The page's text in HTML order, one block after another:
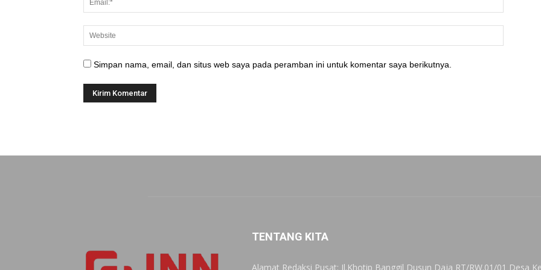
Simpan nama, email, dan situs web saya pada peramban ini untuk komentar saya berikutnya.
TENTANG KITA
Alamat Redaksi Pusat: Jl.Khotip Banggil Dusun Daja RT/RW.01/01 Desa